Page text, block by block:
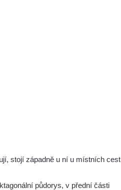
stojí západně u ní u místních cest
půdorys, v přední části